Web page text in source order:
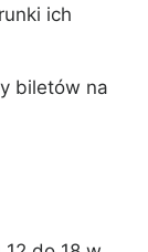
ich
biletów na